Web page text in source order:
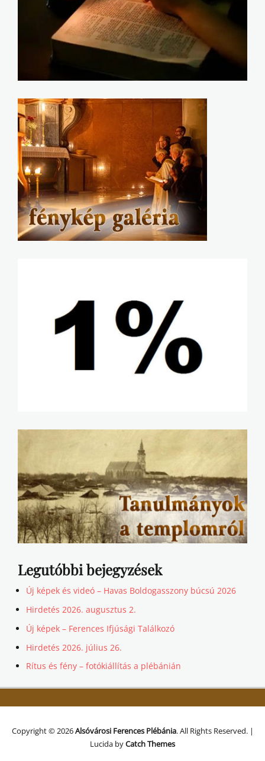
Legutóbbi bejegyzések
Új képek és videó – Havas Boldogasszony búcsú 2026
Hirdetés 2026. augusztus 2.
Új képek – Ferences Ifjúsági Találkozó
Hirdetés 2026. július 26.
Rítus és fény – fotókiállítás a plébánián
Copyright © 2026Alsóvárosi Ferences Plébánia. All Rights Reserved. |
Lucida byCatch Themes